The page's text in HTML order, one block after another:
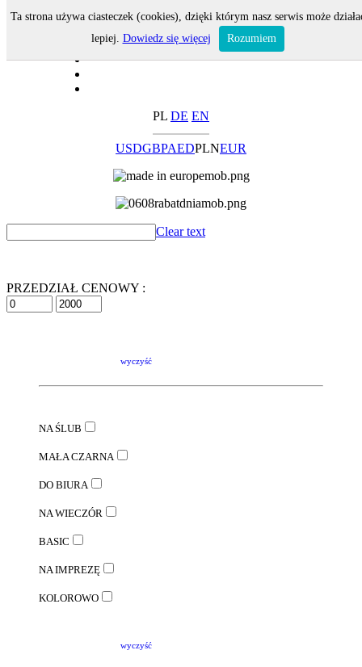
PL DE EN
USDGBPAEDPLNEUR
Clear text
PRZEDZIAŁ CENOWY :
wyczyść
NA ŚLUB
MAŁA CZARNA
DO BIURA
NA WIECZÓR
BASIC
NA IMPREZĘ
KOLOROWO
wyczyść
Ta strona używa ciasteczek (cookies), dzięki którym nasz serwis może
lepiej. Dowiedz się więcej Rozumiem